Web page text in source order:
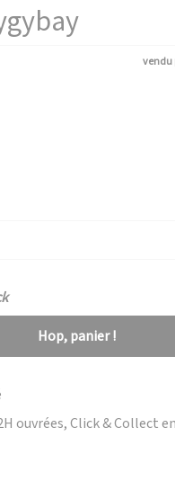
vendu
Hop, panier !
ouvrées, Click & Collect